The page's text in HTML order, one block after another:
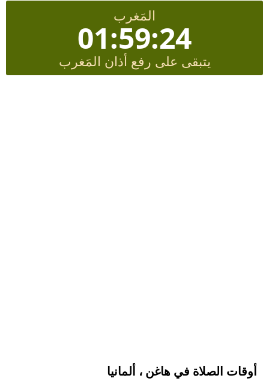
المَغرب
01:59:23
يتبقى على رفع أذان المَغرب
أوقات الصلاة في هاغن ، ألمانيا